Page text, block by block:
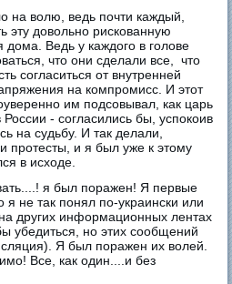
на волю, ведь почти каждый,
эту довольно рискованную
дома. Ведь у каждого в голове
что они сделали все, что
согласиться от внутренней
на компромисс. И этот
им подсовывал, как царь
- согласились бы, успокоив
на судьбу. И так делали,
протесты, и я был уже к этому
в исходе.
я был поражен! Я первые
я не так понял по-украински или
других информационных лентах
убедиться, но этих сообщений
Я был поражен их волей.
Все, как один....и без